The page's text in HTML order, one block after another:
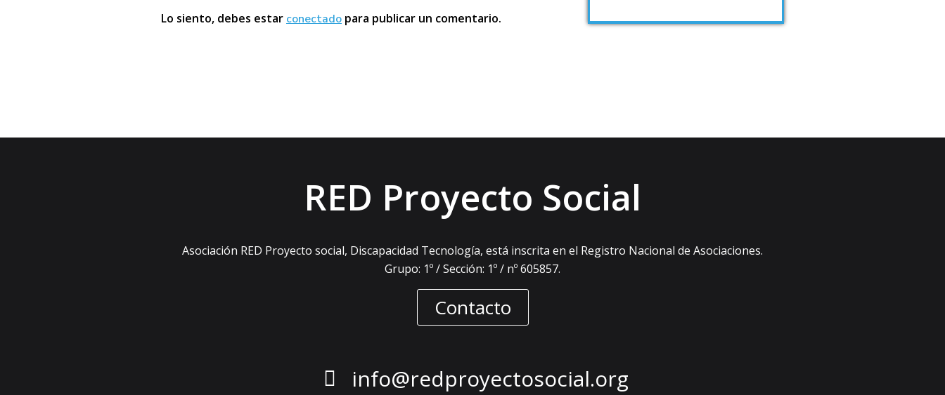
Lo siento, debes estar conectado para publicar un comentario.
RED Proyecto Social
Asociación RED Proyecto social, Discapacidad Tecnología, está inscrita en el Registro Nacional de Asociaciones.
Grupo: 1º / Sección: 1º / nº 605857.
Contacto
info@redproyectosocial.org